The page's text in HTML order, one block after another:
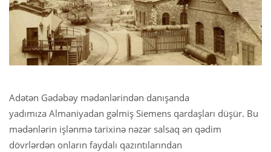
Adətən Gədəbəy mədənlərindən danışanda
yadımıza Almaniyadan gəlmiş Siemens qardaşları düşür. Bu
mədənlərin işlənmə tarixinə nəzər salsaq ən qədim
dövrlərdən onların faydalı qazıntılarından